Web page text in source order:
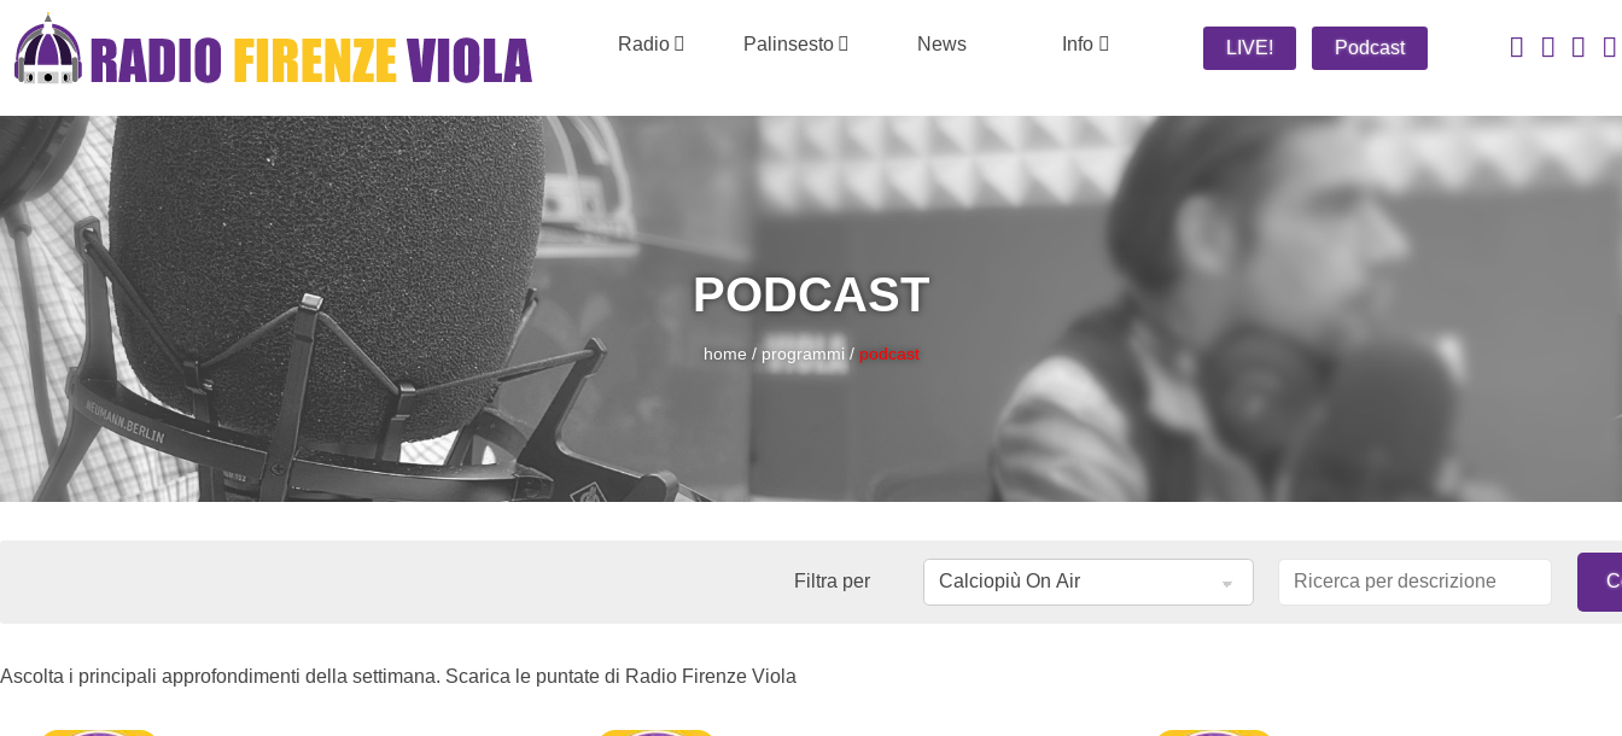
Radio Palinsesto News Info LIVE! Podcast
PODCAST
home / programmi / podcast
Filtra per
Ascolta i principali approfondimenti della settimana. Scarica le puntate di Radio Firenze Viola